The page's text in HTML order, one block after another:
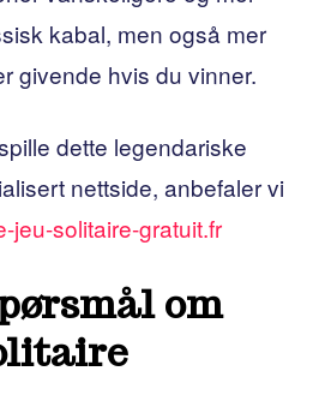
kabal, men også mer
givende hvis du vinner.
dette legendariske
nettside, anbefaler vi
jeu-solitaire-gratuit.fr
om